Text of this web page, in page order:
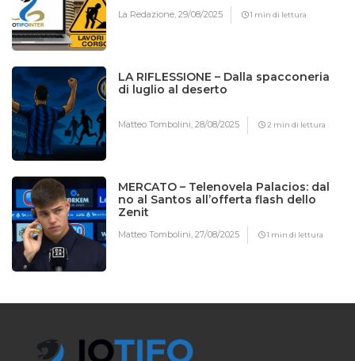
La Redazione,29/08/2025 1 min di lettura
LA RIFLESSIONE – Dalla spacconeria
di luglio al deserto
Matteo Tombolini,28/08/2025 2 min di lettura
MERCATO – Telenovela Palacios: dal
no al Santos all’offerta flash dello
Zenit
Matteo Tombolini,27/08/2025 1 min di lettura